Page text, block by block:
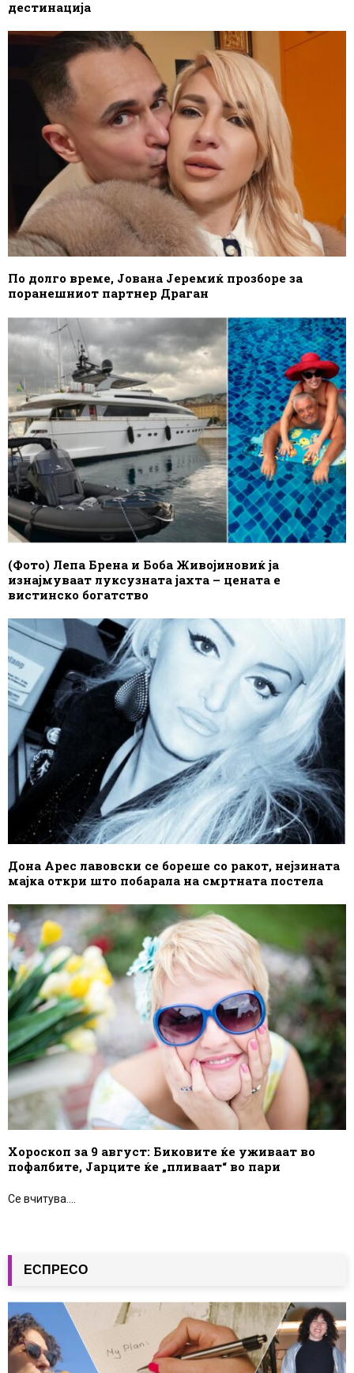
дестинација
По долго време, Јована Јеремиќ прозборе за
поранешниот партнер Драган
(Фото) Лепа Брена и Боба Живојиновиќ ја
изнајмуваат луксузната јахта – цената е
вистинско богатство
Дона Арес лавовски се бореше со ракот, нејзината
мајка откри што побарала на смртната постела
Хороскоп за 9 август: Биковите ќе уживаат во
пофалбите, Јарците ќе „пливаат“ во пари
Се вчитува....
ЕСПРЕСО